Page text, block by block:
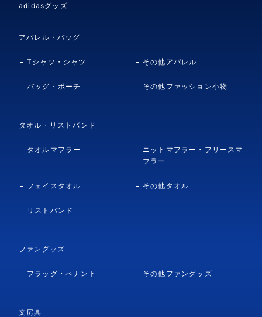
adidasグッズ
アパレル・バッグ
Tシャツ・シャツ その他アパレル
バッグ・ポーチ その他ファッション小物
タオル・リストバンド
タオルマフラー
ニットマフラー・フリースマ
フラー
フェイスタオル その他タオル
リストバンド
ファングッズ
フラッグ・ペナント その他ファングッズ
文房具